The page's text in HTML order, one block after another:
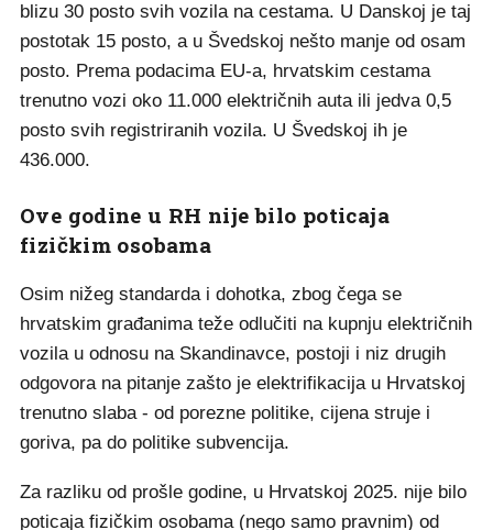
blizu 30 posto svih vozila na cestama. U Danskoj je taj
postotak 15 posto, a u Švedskoj nešto manje od osam
posto. Prema podacima EU-a, hrvatskim cestama
trenutno vozi oko 11.000 električnih auta ili jedva 0,5
posto svih registriranih vozila. U Švedskoj ih je
436.000.
Ove godine u RH nije bilo poticaja
fizičkim osobama
Osim nižeg standarda i dohotka, zbog čega se
hrvatskim građanima teže odlučiti na kupnju električnih
vozila u odnosu na Skandinavce, postoji i niz drugih
odgovora na pitanje zašto je elektrifikacija u Hrvatskoj
trenutno slaba - od porezne politike, cijena struje i
goriva, pa do politike subvencija.
Za razliku od prošle godine, u Hrvatskoj 2025. nije bilo
poticaja fizičkim osobama (nego samo pravnim) od